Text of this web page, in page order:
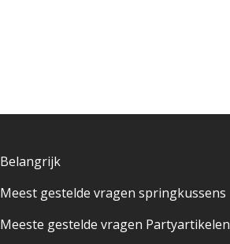
Belangrijk
Meest gestelde vragen springkussens
Meeste gestelde vragen Partyartikelen